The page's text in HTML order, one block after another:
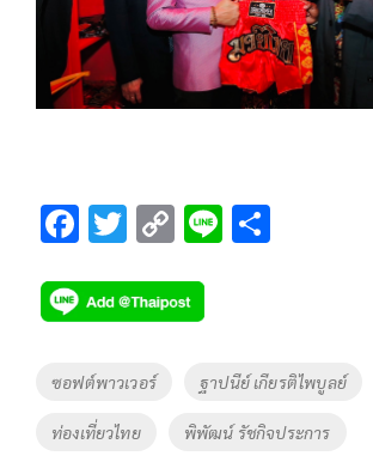
F
e
b
o
o
T
tt
er
C
p
y
Li
n
Li
Tags
ซอฟต์พาวเวอร์ ฐาปนีย์ เกียรติไพบูลย์
ท่องเที่ยวไทย พิพัฒน์ รัชกิจประการ